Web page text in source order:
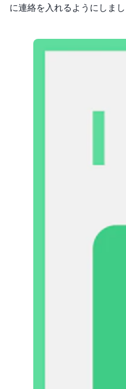
に連絡を入れるようにしまし